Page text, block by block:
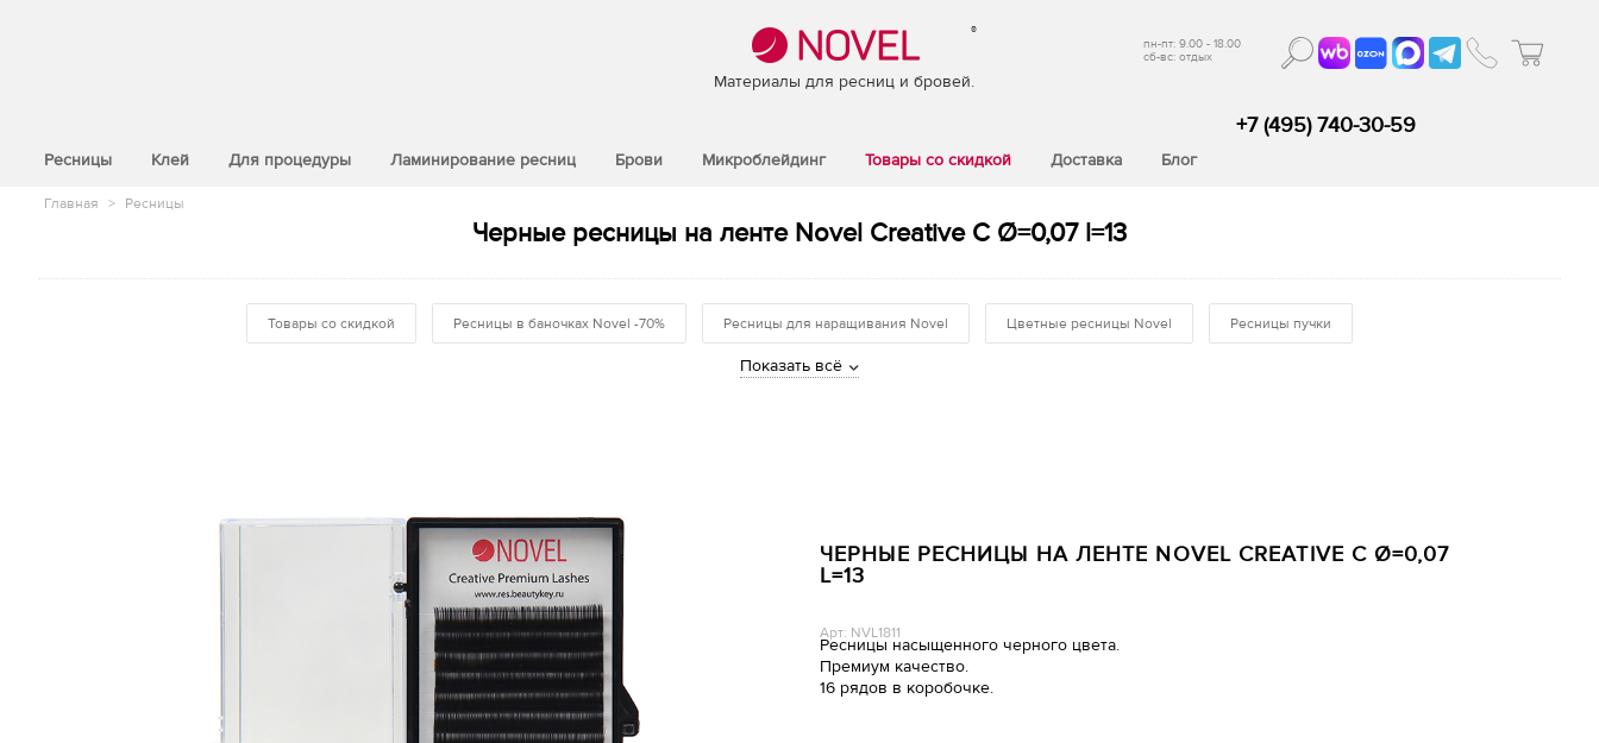
®
Материалы для ресниц и бровей.
пн-пт: 9.00 - 18.00
сб-вс: отдых
Ресницы Клей Для процедуры Ламинирование ресниц Брови Микроблейдинг Товары со скидкой Доставка Блог
+7 (495) 740-30-59
Главная > Ресницы
Черные ресницы на ленте Novel Creative C Ø=0,07 l=13
Товары со скидкой Ресницы в баночках Novel -70% Ресницы для наращивания Novel Цветные ресницы Novel Ресницы пучки
Показать всё
ЧЕРНЫЕ РЕСНИЦЫ НА ЛЕНТЕ NOVEL CREATIVE C Ø=0,07
L=13
Арт: NVL1811
Ресницы насыщенного черного цвета.
Премиум качество.
16 рядов в коробочке.